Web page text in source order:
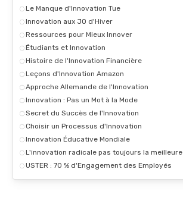
Le Manque d'Innovation Tue
Innovation aux JO d'Hiver
Ressources pour Mieux Innover
Étudiants et Innovation
Histoire de l'Innovation Financière
Leçons d'Innovation Amazon
Approche Allemande de l'Innovation
Innovation : Pas un Mot à la Mode
Secret du Succès de l'Innovation
Choisir un Processus d'Innovation
Innovation Éducative Mondiale
L'innovation radicale pas toujours la meilleure
USTER : 70 % d'Engagement des Employés